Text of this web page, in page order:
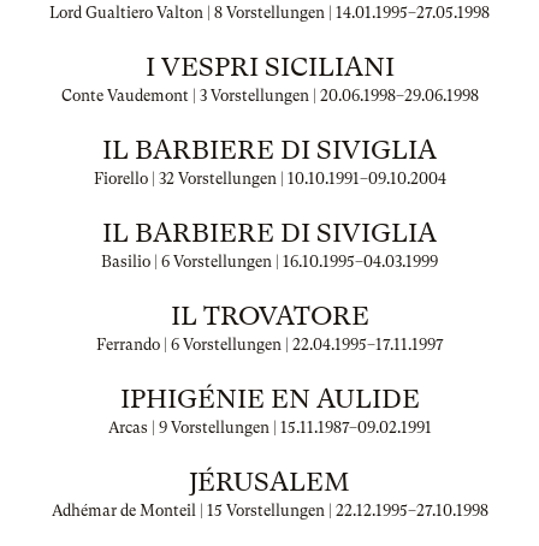
Lord Gualtiero Valton | 8 Vorstellungen | 14.01.1995–27.05.1998
I VESPRI SICILIANI
Conte Vaudemont | 3 Vorstellungen | 20.06.1998–29.06.1998
IL BARBIERE DI SIVIGLIA
Fiorello | 32 Vorstellungen | 10.10.1991–09.10.2004
IL BARBIERE DI SIVIGLIA
Basilio | 6 Vorstellungen | 16.10.1995–04.03.1999
IL TROVATORE
Ferrando | 6 Vorstellungen | 22.04.1995–17.11.1997
IPHIGÉNIE EN AULIDE
Arcas | 9 Vorstellungen | 15.11.1987–09.02.1991
JÉRUSALEM
Adhémar de Monteil | 15 Vorstellungen | 22.12.1995–27.10.1998